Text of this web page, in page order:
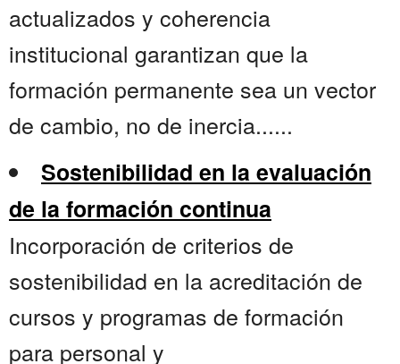
actualizados y coherencia
institucional garantizan que la
formación permanente sea un vector
de cambio, no de inercia......
Sostenibilidad en la evaluación
de la formación continua
Incorporación de criterios de
sostenibilidad en la acreditación de
cursos y programas de formación
para personal y